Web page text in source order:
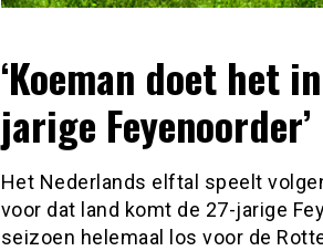
‘Koeman doet het
jarige Feyenoorder’
Het Nederlands elftal speelt
voor dat land komt de 27-jarige
seizoen helemaal los voor de